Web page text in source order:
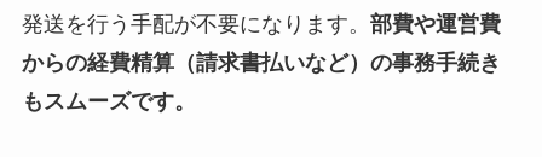
発送を行う手配が不要になります。 部費や運営費
からの経費精算（請求書払いなど）の事務手続き
もスムーズです。